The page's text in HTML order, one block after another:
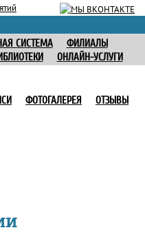
СИСТЕМА
ФИЛИАЛЫ
ОНЛАЙН-УСЛУГИ
ФОТОГАЛЕРЕЯ
ОТЗЫВЫ